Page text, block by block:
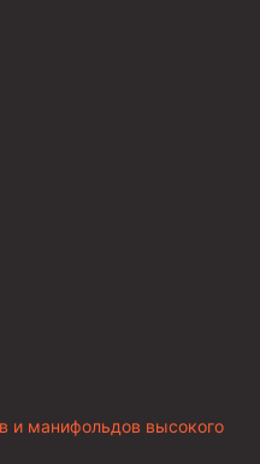
и манифольдов высокого